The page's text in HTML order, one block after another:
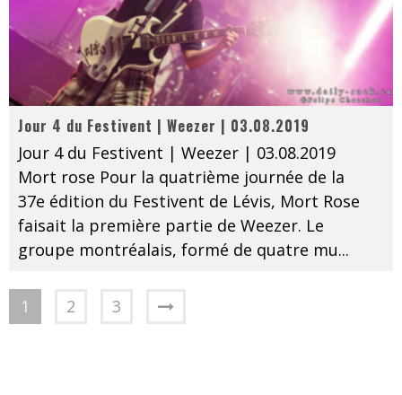
Jour 4 du Festivent | Weezer | 03.08.2019
Jour 4 du Festivent | Weezer | 03.08.2019
Mort rose Pour la quatrième journée de la
37e édition du Festivent de Lévis, Mort Rose
faisait la première partie de Weezer. Le
groupe montréalais, formé de quatre mu...
1 2 3